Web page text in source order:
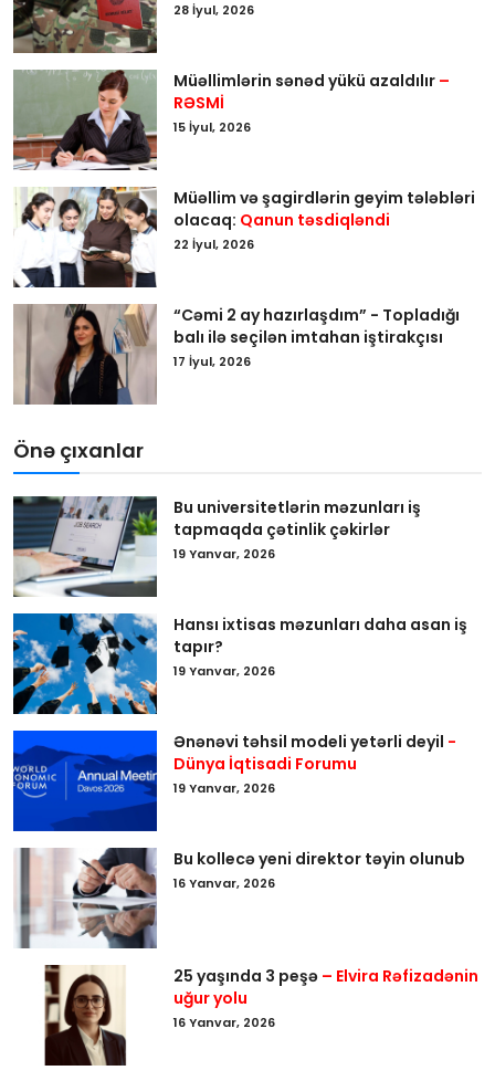
28 İyul, 2026
Müəllimlərin sənəd yükü azaldılır –
RƏSMİ
15 İyul, 2026
Müəllim və şagirdlərin geyim tələbləri
olacaq: Qanun təsdiqləndi
22 İyul, 2026
“Cəmi 2 ay hazırlaşdım” - Topladığı
balı ilə seçilən imtahan iştirakçısı
17 İyul, 2026
Önə çıxanlar
Bu universitetlərin məzunları iş
tapmaqda çətinlik çəkirlər
19 Yanvar, 2026
Hansı ixtisas məzunları daha asan iş
tapır?
19 Yanvar, 2026
Ənənəvi təhsil modeli yetərli deyil -
Dünya İqtisadi Forumu
19 Yanvar, 2026
Bu kollecə yeni direktor təyin olunub
16 Yanvar, 2026
25 yaşında 3 peşə – Elvira Rəfizadənin
uğur yolu
16 Yanvar, 2026